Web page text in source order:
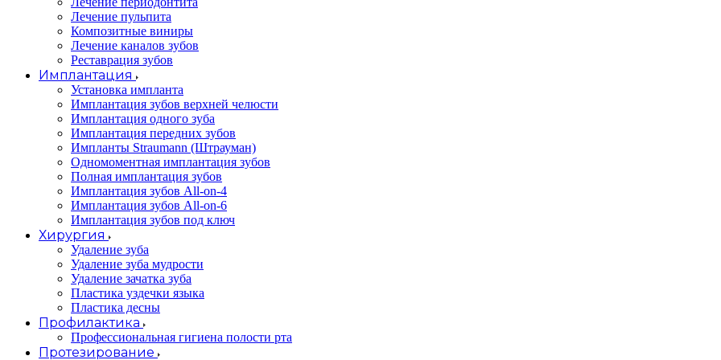
Лечение пульпита
Композитные виниры
Лечение каналов зубов
Реставрация зубов
Имплантация
Установка импланта
Имплантация зубов верхней челюсти
Имплантация одного зуба
Имплантация передних зубов
Импланты Straumann (Штрауман)
Одномоментная имплантация зубов
Полная имплантация зубов
Имплантация зубов All-on-4
Имплантация зубов All-on-6
Имплантация зубов под ключ
Хирургия
Удаление зуба
Удаление зуба мудрости
Удаление зачатка зуба
Пластика уздечки языка
Пластика десны
Профилактика
Профессиональная гигиена полости рта
Протезирование